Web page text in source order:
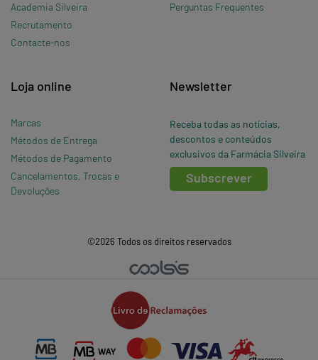
Academia Silveira
Recrutamento
Contacte-nos
Perguntas Frequentes
Loja online
Marcas
Métodos de Entrega
Métodos de Pagamento
Cancelamentos, Trocas e
Devoluções
Newsletter
Receba todas as notícias,
descontos e conteúdos
exclusivos da Farmácia Silveira
Subscrever
©2026 Todos os direitos reservados